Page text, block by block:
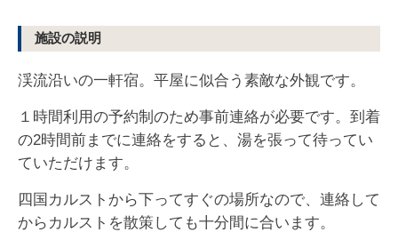
施設の説明
渓流沿いの一軒宿。平屋に似合う素敵な外観です。
１時間利用の予約制のため事前連絡が必要です。到着
の2時間前までに連絡をすると、湯を張って待ってい
ていただけます。
四国カルストから下ってすぐの場所なので、連絡して
からカルストを散策しても十分間に合います。